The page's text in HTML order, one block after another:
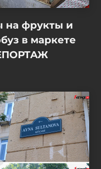
на фрукты и
в маркете